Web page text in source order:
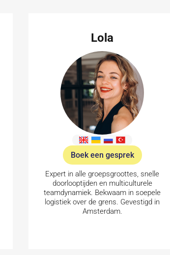
Lola
Boek een gesprek
Expert in alle groepsgroottes, snelle
doorlooptijden en multiculturele
teamdynamiek. Bekwaam in soepele
logistiek over de grens. Gevestigd in
Amsterdam.